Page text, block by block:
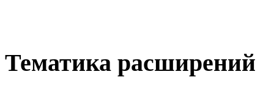
Тематика расширений